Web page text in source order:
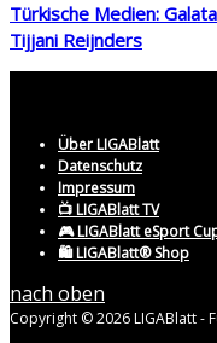
Türkische Medien:
Tijjani Reijnders
Über LIGABlatt
Datenschutz
Impressum
📺 LIGABlatt TV
🎮 LIGABlatt eSport
🛍️ LIGABlatt® Shop
nach oben
Copyright © 2026 LIGABlatt -